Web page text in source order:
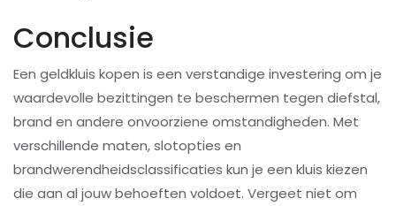
Conclusie
Een geldkluis kopen is een verstandige investering om je
waardevolle bezittingen te beschermen tegen diefstal,
brand en andere onvoorziene omstandigheden. Met
verschillende maten, slotopties en
brandwerendheidsclassificaties kun je een kluis kiezen
die aan al jouw behoeften voldoet. Vergeet niet om